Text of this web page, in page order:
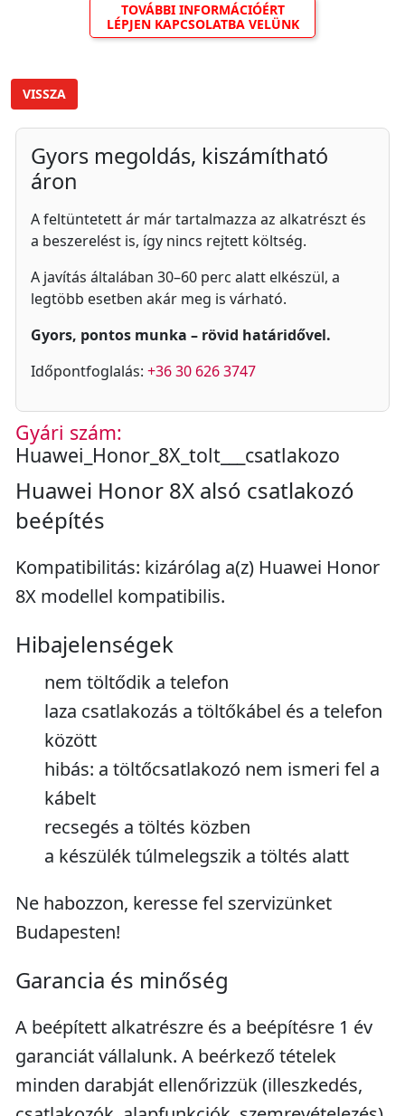
TOVÁBBI INFORMÁCIÓÉRT
LÉPJEN KAPCSOLATBA VELÜNK
VISSZA
Gyors megoldás, kiszámítható
áron
A feltüntetett ár már tartalmazza az alkatrészt és
a beszerelést is, így nincs rejtett költség.
A javítás általában 30–60 perc alatt elkészül, a
legtöbb esetben akár meg is várható.
Gyors, pontos munka – rövid határidővel.
Időpontfoglalás: +36 30 626 3747
Gyári szám:
Huawei_Honor_8X_tolt___csatlakozo
Huawei Honor 8X alsó csatlakozó
beépítés
Kompatibilitás: kizárólag a(z) Huawei Honor
8X modellel kompatibilis.
Hibajelenségek
nem töltődik a telefon
laza csatlakozás a töltőkábel és a telefon
között
hibás: a töltőcsatlakozó nem ismeri fel a
kábelt
recsegés a töltés közben
a készülék túlmelegszik a töltés alatt
Ne habozzon, keresse fel szervizünket
Budapesten!
Garancia és minőség
A beépített alkatrészre és a beépítésre 1 év
garanciát vállalunk. A beérkező tételek
minden darabját ellenőrizzük (illeszkedés,